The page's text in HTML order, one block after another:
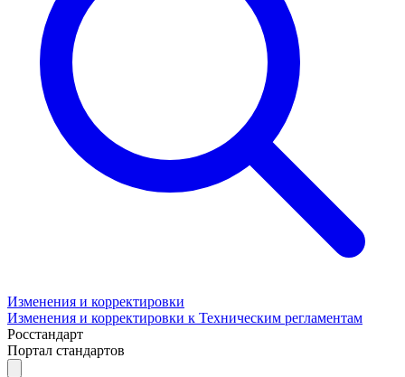
Изменения и корректировки
Изменения и корректировки к Техническим регламентам
Росстандарт
Портал стандартов